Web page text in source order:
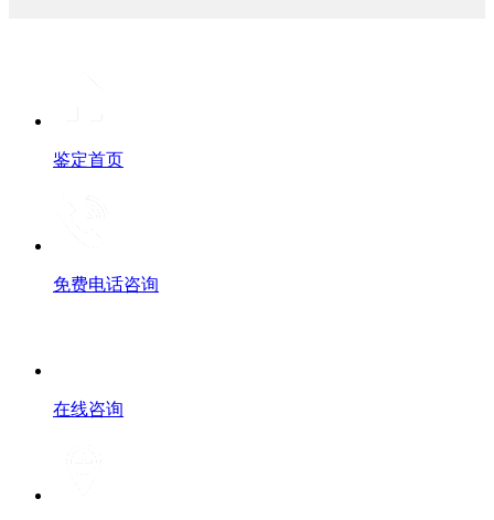
鉴定首页
免费电话咨询
在线咨询